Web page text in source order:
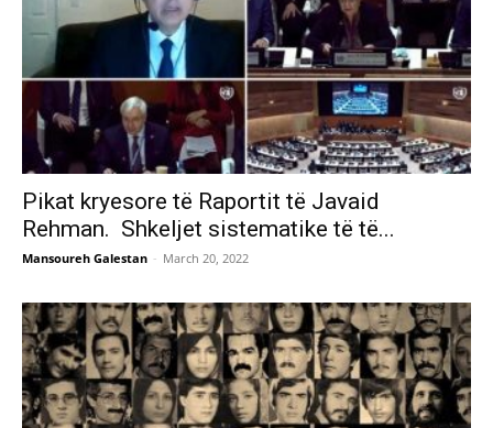
Pikat kryesore të Raportit të Javaid
Rehman. Shkeljet sistematike të të...
Mansoureh Galestan - March 20, 2022